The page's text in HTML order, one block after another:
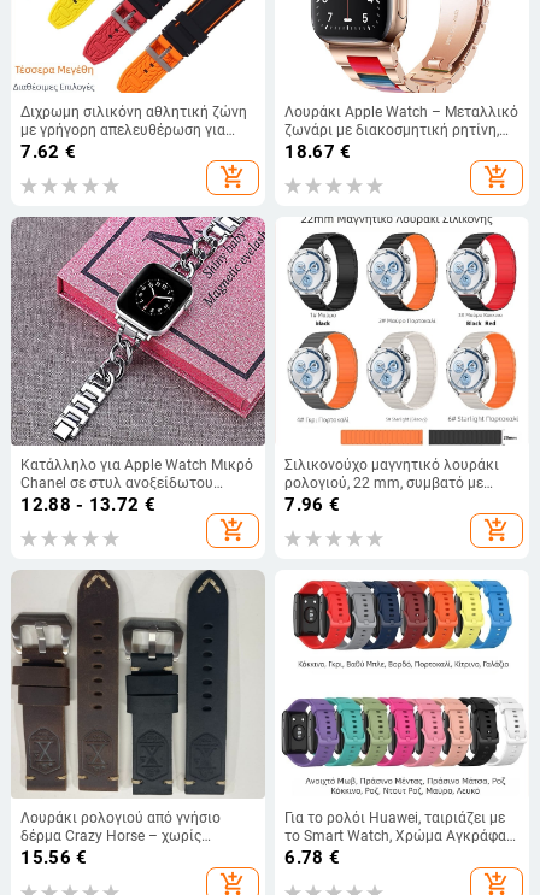
Διχρωμη σιλικόνη αθλητική ζώνη
με γρήγορη απελευθέρωση για
Apple και Huawei smartwatches
7.62 €
add_shopping_cart
Λουράκι Apple Watch – Μεταλλικό
ζωνάρι με διακοσμητική ρητίνη,
επίπεδη αγκράφα με τρία
μαργαριτάρια, αναδιπλούμενο
κούμπωμα, συμβατό με Apple
18.67 €
add_shopping_cart
Κατάλληλο για Apple Watch Μικρό
Chanel σε στυλ ανοξείδωτου
ατσαλιού με λουράκι Apple,
μεταλλικό λουράκι Apple, αλυσίδα
Denim
12.88 - 13.72 €
add_shopping_cart
Σιλικονούχο μαγνητικό λουράκι
ρολογιού, 22 mm, συμβατό με
Huawei GT3/GT4/GT5 και
Samsung Watch, σχεδιασμός με
τρία σφαιρίδια
7.96 €
add_shopping_cart
Λουράκι ρολογιού από γνήσιο
δέρμα Crazy Horse – χωρίς
επωνυμία, κατάλληλο για ρολόγια
15.56 €
add_shopping_cart
Για το ρολόι Huawei, ταιριάζει με
το Smart Watch, Χρώμα Αγκράφας
TIA-B19 Σιλικόνης TIA-B09
Ανταλλακτικό Βραχιόλι Ρολογιού
6.78 €
add_shopping_cart